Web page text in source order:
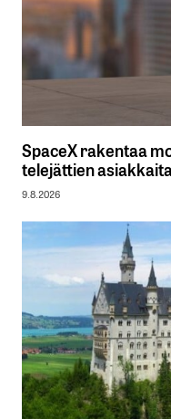
SpaceX rakentaa
telejättien
9.8.2026